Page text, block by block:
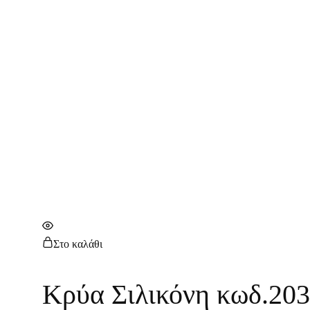
Στο καλάθι
Κρύα Σιλικόνη